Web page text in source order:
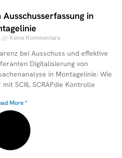
in
Keine Kommentare
bei Ausschuss und effektive
Digitalisierung von
in Montagelinie: Wie
SCIIL SCRAPdie Kontrolle
More "